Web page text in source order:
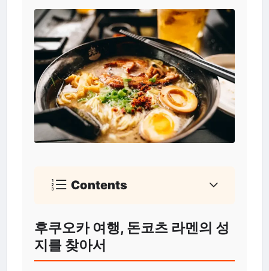
Contents
후쿠오카 여행, 돈코츠 라멘의 성
지를 찾아서